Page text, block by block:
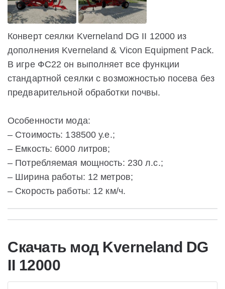
Конверт сеялки Kverneland DG II 12000 из
дополнения Kverneland & Vicon Equipment Pack.
В игре ФС22 он выполняет все функции
стандартной сеялки с возможностью посева без
предварительной обработки почвы.
Особенности мода:
– Стоимость: 138500 у.е.;
– Емкость: 6000 литров;
– Потребляемая мощность: 230 л.с.;
– Ширина работы: 12 метров;
– Скорость работы: 12 км/ч.
Скачать мод Kverneland DG
II 12000